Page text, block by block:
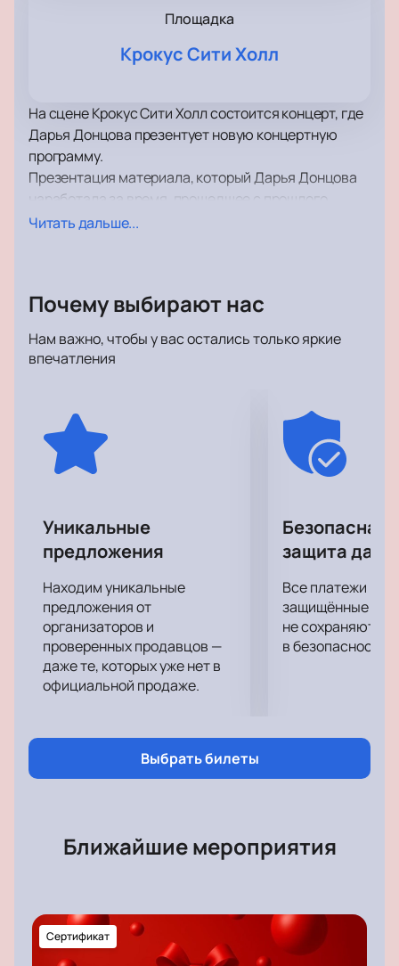
Площадка
Крокус Сити Холл
На сцене Крокус Сити Холл состоится концерт, где
Дарья Донцова презентует новую концертную
программу.
Презентация материала, который Дарья Донцова
наработала за время, прошедшее с прошлого
концертного тура – основа программы этого
она готова поделиться с вами своими мыслями и
Несмотря на напряженный рабочий график Дарья
Донцова находит время для поисков творческого
также на отдых и увлечения.
Станьте одним тех, кто услышит выступление
своей любимой исполнительницы вживую!
Ощутите невероятную энергетику, драйв, и
останется с вами надолго.
Читать дальше...
Почему выбирают нас
Нам важно, чтобы у вас остались только яркие
впечатления
Уникальные
предложения
Находим уникальные
предложения от
организаторов и
проверенных продавцов —
даже те, которых уже нет в
официальной продаже.
Безопасная
защита
Все платежи
защищённые
не сохраняются
в безопасности.
Выбрать билеты
Ближайшие мероприятия
Сертификат